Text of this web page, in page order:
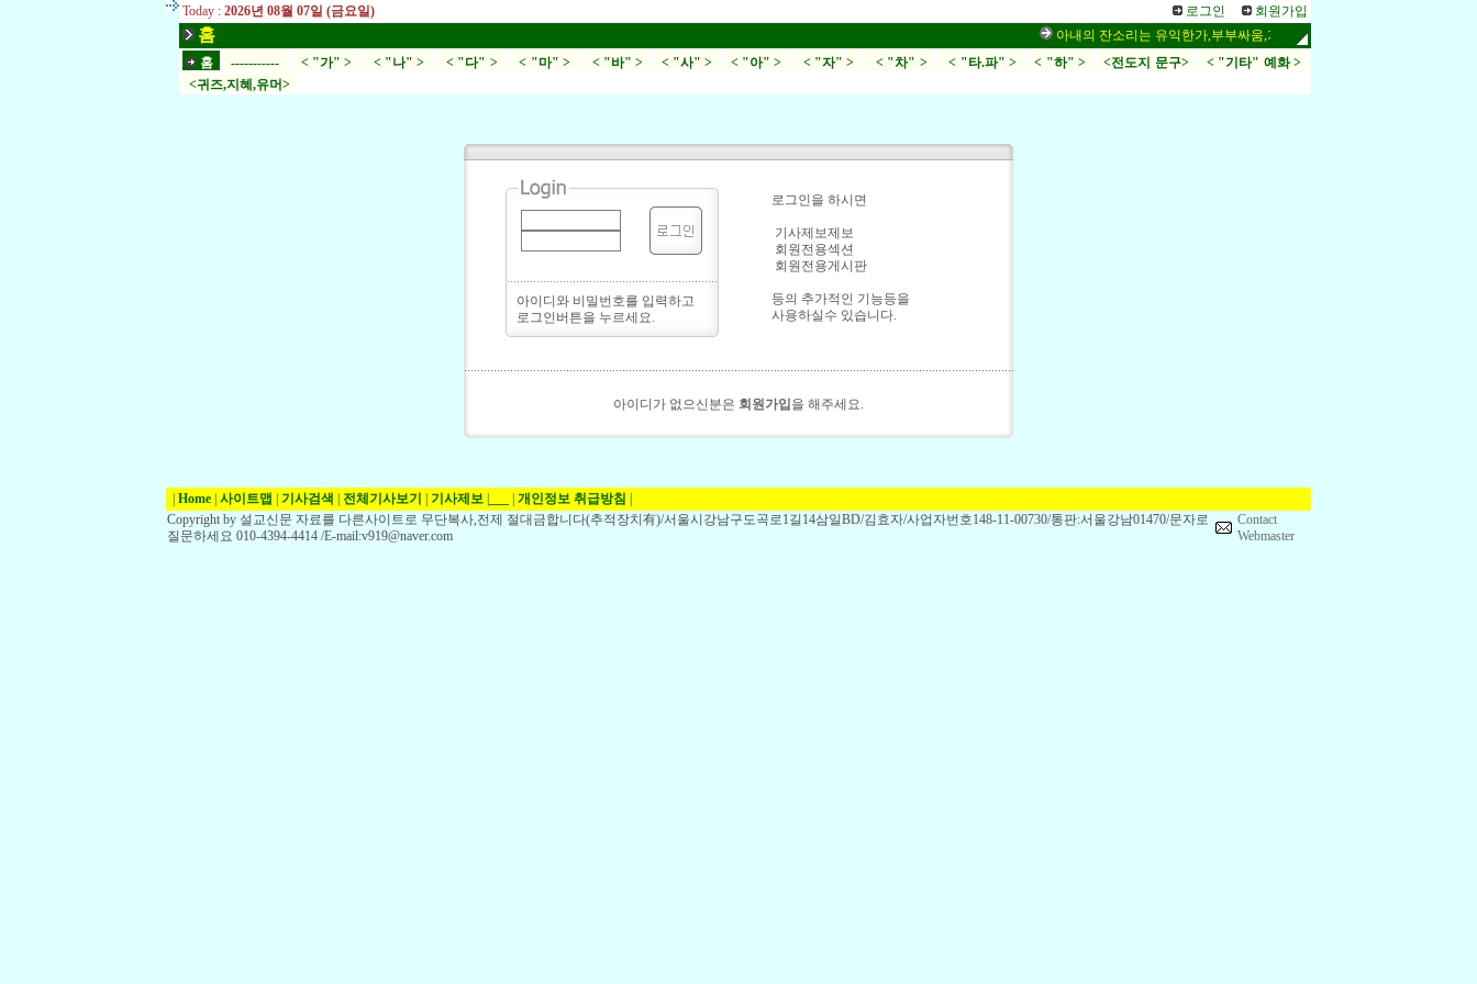
Today : 2026년 08월 07일 (금요일) 로그인 회원가입
홈 아내의 잔소리는 유익한가,부부싸움,가정
홈
----------- < "가" > < "나" > < "다" > < "마" > < "바" > < "사" > < "아" > < "자" > < "차" > < "타.파" > < "하" > <전도지 문구>
< "기타" 예화 >
<귀즈,지혜,유머>
아이디와 비밀번호를 입력하고
로그인버튼을 누르세요.
로그인을 하시면
기사제보제보
회원전용섹션
회원전용게시판
등의 추가적인 기능등을
사용하실수 있습니다.
아이디가 없으신분은 회원가입 을 해주세요.
Home 사이트맵 기사검색 전체기사보기 기사제보 개인정보 취급방침
Copyright by 설교신문 자료를 다른사이트로 무단복사,전제 절대금합니다(추적장치有)/서울시강남구도곡로1길14삼일BD/김효자/사업자번호148-11-00730/통판:서울강남01470/문자로
질문하세요 010-4394-4414 /E-mail:v919@naver.com
Contact
Webmaster